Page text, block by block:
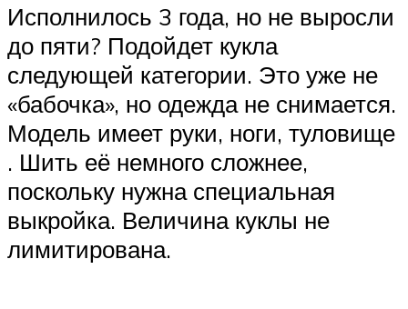
Исполнилось 3 года, но не выросли
до пяти? Подойдет кукла
следующей категории. Это уже не
«бабочка», но одежда не снимается.
Модель имеет руки, ноги, туловище
. Шить её немного сложнее,
поскольку нужна специальная
выкройка. Величина куклы не
лимитирована.